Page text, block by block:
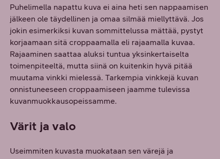
Puhelimella napattu kuva ei aina heti sen nappaamisen
jälkeen ole täydellinen ja omaa silmää miellyttävä. Jos
jokin esimerkiksi kuvan sommittelussa mättää, pystyt
korjaamaan sitä croppaamalla eli rajaamalla kuvaa.
Rajaaminen saattaa aluksi tuntua yksinkertaiselta
toimenpiteeltä, mutta siinä on kuitenkin hyvä pitää
muutama vinkki mielessä. Tarkempia vinkkejä kuvan
onnistuneeseen croppaamiseen jaamme tulevissa
kuvanmuokkausopeissamme.
Värit ja valo
Useimmiten kuvasta muokataan sen värejä ja